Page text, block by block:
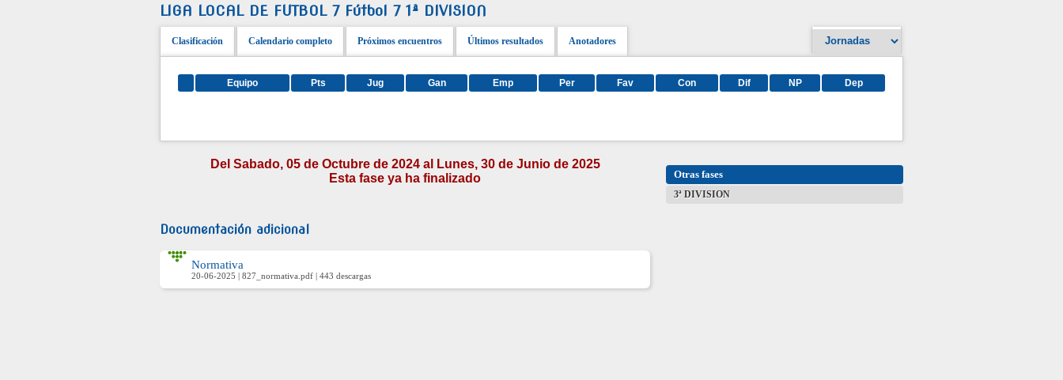
LIGA LOCAL DE FUTBOL 7 Fútbol 7 1ª DIVISION
Clasificación Calendario completo Próximos encuentros Últimos resultados Anotadores
Equipo Pts Jug Gan Emp Per Fav Con Dif NP Dep
Del Sabado, 05 de Octubre de 2024 al Lunes, 30 de Junio de 2025
Esta fase ya ha finalizado
Documentación adicional
Normativa
20-06-2025 | 827_normativa.pdf | 443 descargas
Otras fases
3ª DIVISION